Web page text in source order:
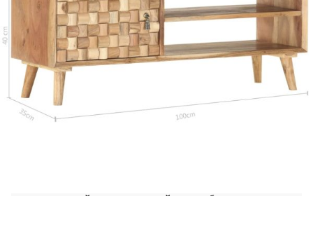
съхранение и определено ще привлече
вниманието на вашите гости. Шкафът е
изработен от акация масив с натурален финиш,
която е устойчива на атмосферни влияния и
дълготрайна. Всяка стъпка от процеса на
производство е извършена с най-голяма
прецизност – било то полиране, боядисване или
лакиране. Майсторската изработка и красивите
дървесни шарки правят всяка мебел уникална и
малко по-различна от следващите. Нашият ТВ
мултимедийните ви устройства добре